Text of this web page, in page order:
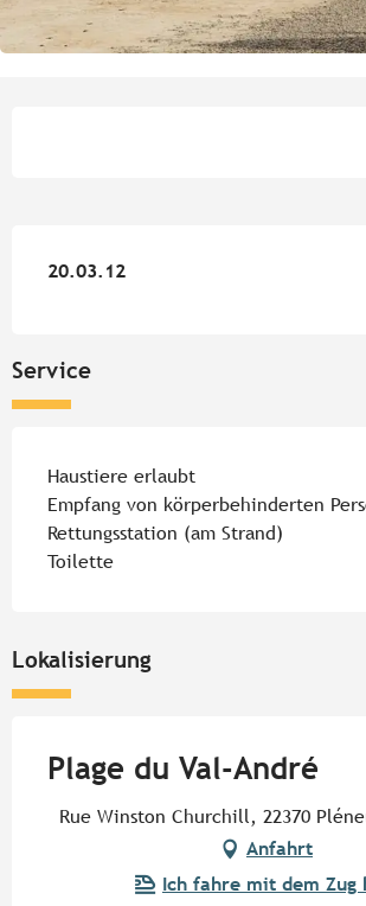
20.03.12
20.03.12
Service
Haustiere erlaubt
Empfang von körperbehinderten
Rettungsstation (am Strand)
Toilette
Lokalisierung
Plage du Val-André
Rue Winston Churchill, 22370
Anfahrt
Ich fahre mit dem Zug